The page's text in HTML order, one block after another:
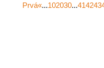
Prvá«...102030...414243